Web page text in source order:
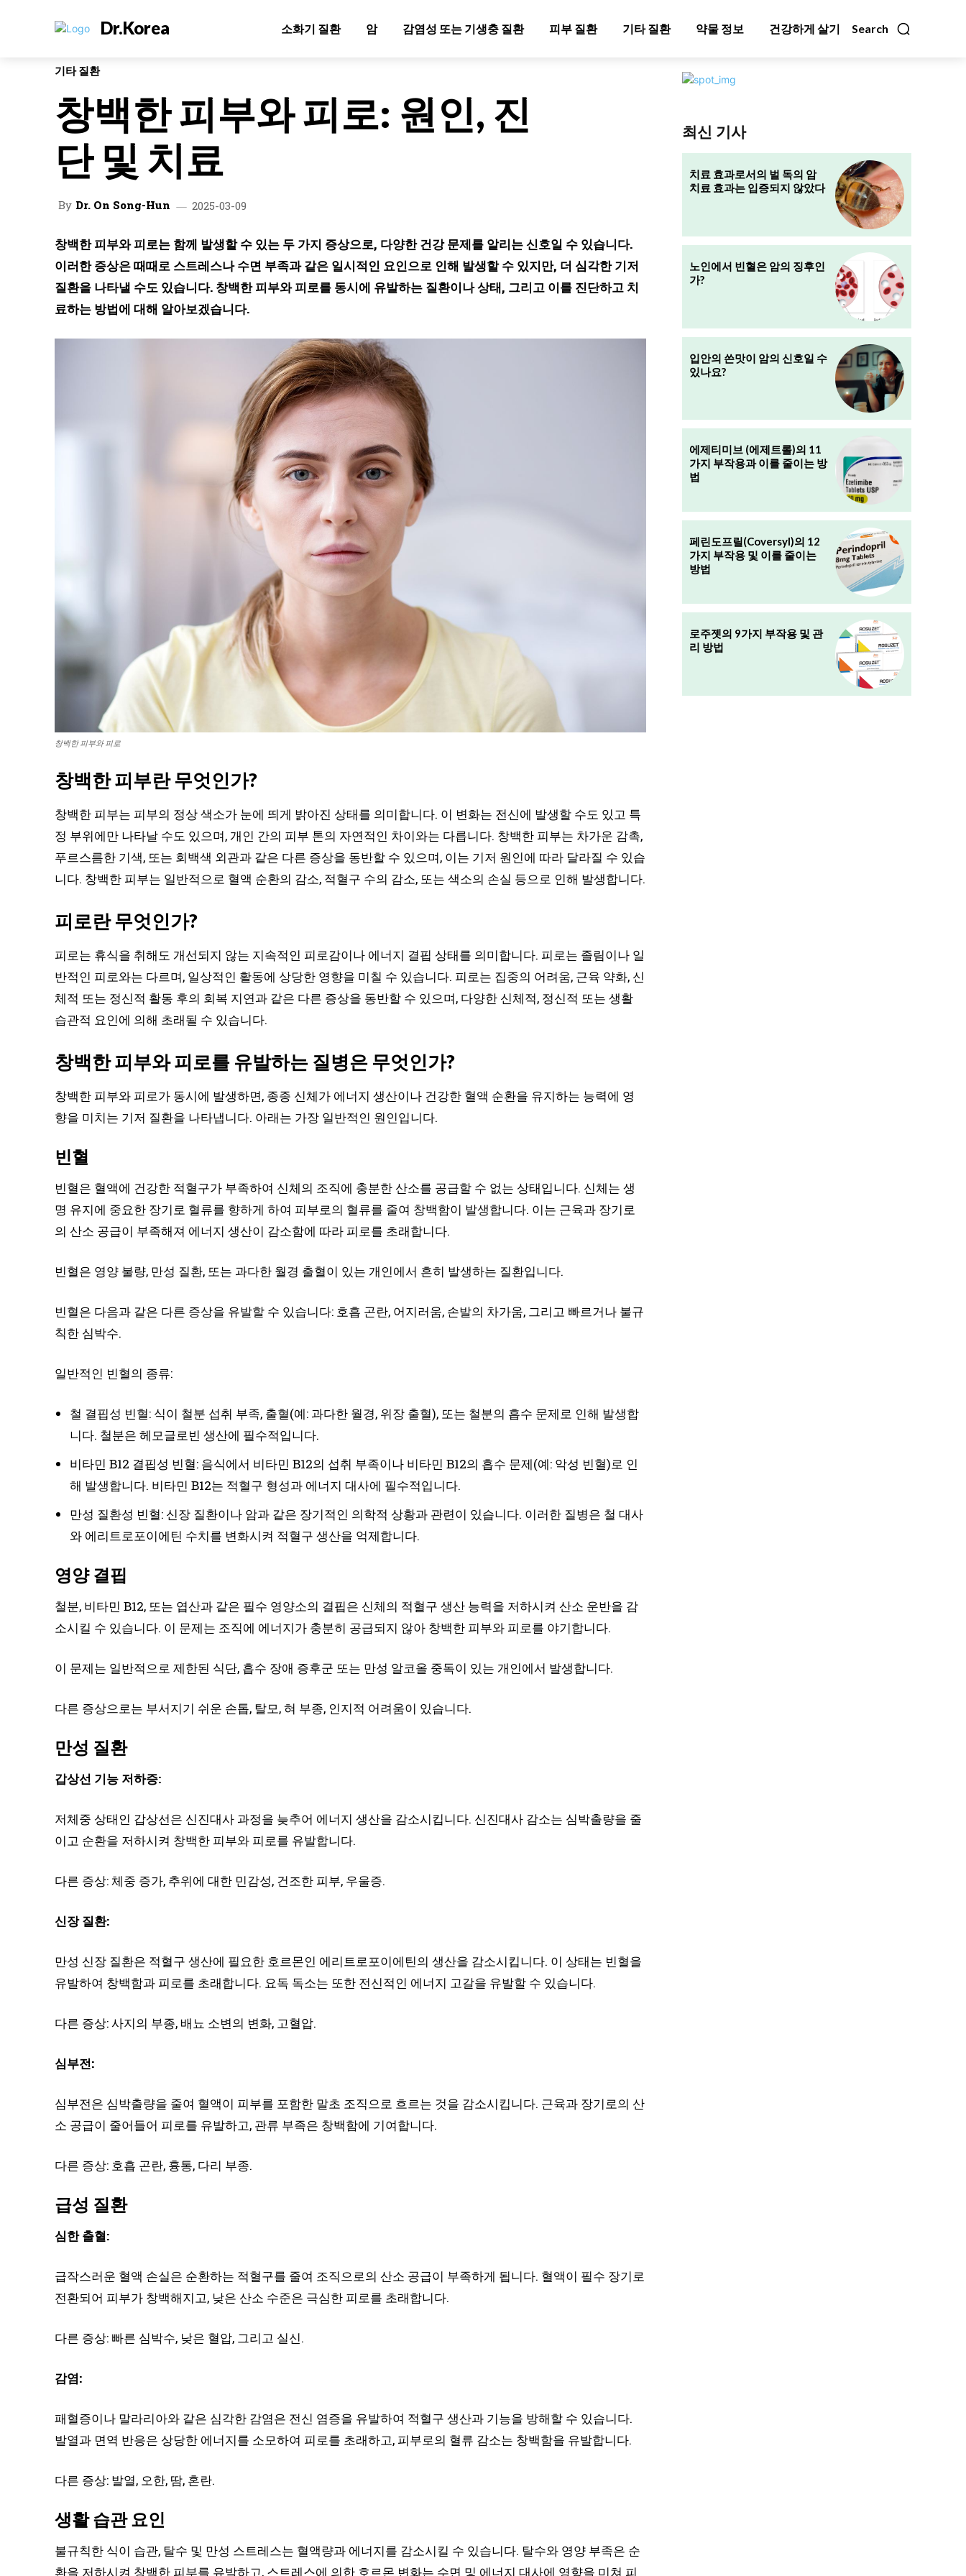
Dr.Korea Search
소화기 질환 암 감염성 또는 기생충 질환 피부 질환 기타 질환 약물 정보 건강하게 살기
기타 질환
창백한 피부와 피로: 원인, 진
단 및 치료
By Dr. On Song-Hun 2025-03-09
창백한 피부와 피로는 함께 발생할 수 있는 두 가지 증상으로, 다양한 건강 문제를 알리는 신호일 수 있습니다.
이러한 증상은 때때로 스트레스나 수면 부족과 같은 일시적인 요인으로 인해 발생할 수 있지만, 더 심각한 기저
질환을 나타낼 수도 있습니다. 창백한 피부와 피로를 동시에 유발하는 질환이나 상태, 그리고 이를 진단하고 치
료하는 방법에 대해 알아보겠습니다.
창백한 피부와 피로
창백한 피부란 무엇인가?
창백한 피부는 피부의 정상 색소가 눈에 띄게 밝아진 상태를 의미합니다. 이 변화는 전신에 발생할 수도 있고 특
정 부위에만 나타날 수도 있으며, 개인 간의 피부 톤의 자연적인 차이와는 다릅니다. 창백한 피부는 차가운 감촉,
푸르스름한 기색, 또는 회백색 외관과 같은 다른 증상을 동반할 수 있으며, 이는 기저 원인에 따라 달라질 수 있습
니다. 창백한 피부는 일반적으로 혈액 순환의 감소, 적혈구 수의 감소, 또는 색소의 손실 등으로 인해 발생합니다.
피로란 무엇인가?
피로는 휴식을 취해도 개선되지 않는 지속적인 피로감이나 에너지 결핍 상태를 의미합니다. 피로는 졸림이나 일
반적인 피로와는 다르며, 일상적인 활동에 상당한 영향을 미칠 수 있습니다. 피로는 집중의 어려움, 근육 약화, 신
체적 또는 정신적 활동 후의 회복 지연과 같은 다른 증상을 동반할 수 있으며, 다양한 신체적, 정신적 또는 생활
습관적 요인에 의해 초래될 수 있습니다.
창백한 피부와 피로를 유발하는 질병은 무엇인가?
창백한 피부와 피로가 동시에 발생하면, 종종 신체가 에너지 생산이나 건강한 혈액 순환을 유지하는 능력에 영
향을 미치는 기저 질환을 나타냅니다. 아래는 가장 일반적인 원인입니다.
빈혈
빈혈은 혈액에 건강한 적혈구가 부족하여 신체의 조직에 충분한 산소를 공급할 수 없는 상태입니다. 신체는 생
명 유지에 중요한 장기로 혈류를 향하게 하여 피부로의 혈류를 줄여 창백함이 발생합니다. 이는 근육과 장기로
의 산소 공급이 부족해져 에너지 생산이 감소함에 따라 피로를 초래합니다.
빈혈은 영양 불량, 만성 질환, 또는 과다한 월경 출혈이 있는 개인에서 흔히 발생하는 질환입니다.
빈혈은 다음과 같은 다른 증상을 유발할 수 있습니다: 호흡 곤란, 어지러움, 손발의 차가움, 그리고 빠르거나 불규
칙한 심박수.
일반적인 빈혈의 종류:
철 결핍성 빈혈: 식이 철분 섭취 부족, 출혈(예: 과다한 월경, 위장 출혈), 또는 철분의 흡수 문제로 인해 발생합
니다. 철분은 헤모글로빈 생산에 필수적입니다.
비타민 B12 결핍성 빈혈: 음식에서 비타민 B12의 섭취 부족이나 비타민 B12의 흡수 문제(예: 악성 빈혈)로 인
해 발생합니다. 비타민 B12는 적혈구 형성과 에너지 대사에 필수적입니다.
만성 질환성 빈혈: 신장 질환이나 암과 같은 장기적인 의학적 상황과 관련이 있습니다. 이러한 질병은 철 대사
와 에리트로포이에틴 수치를 변화시켜 적혈구 생산을 억제합니다.
영양 결핍
철분, 비타민 B12, 또는 엽산과 같은 필수 영양소의 결핍은 신체의 적혈구 생산 능력을 저하시켜 산소 운반을 감
소시킬 수 있습니다. 이 문제는 조직에 에너지가 충분히 공급되지 않아 창백한 피부와 피로를 야기합니다.
이 문제는 일반적으로 제한된 식단, 흡수 장애 증후군 또는 만성 알코올 중독이 있는 개인에서 발생합니다.
다른 증상으로는 부서지기 쉬운 손톱, 탈모, 혀 부종, 인지적 어려움이 있습니다.
만성 질환
갑상선 기능 저하증:
저체중 상태인 갑상선은 신진대사 과정을 늦추어 에너지 생산을 감소시킵니다. 신진대사 감소는 심박출량을 줄
이고 순환을 저하시켜 창백한 피부와 피로를 유발합니다.
다른 증상: 체중 증가, 추위에 대한 민감성, 건조한 피부, 우울증.
신장 질환:
만성 신장 질환은 적혈구 생산에 필요한 호르몬인 에리트로포이에틴의 생산을 감소시킵니다. 이 상태는 빈혈을
유발하여 창백함과 피로를 초래합니다. 요독 독소는 또한 전신적인 에너지 고갈을 유발할 수 있습니다.
다른 증상: 사지의 부종, 배뇨 소변의 변화, 고혈압.
심부전:
심부전은 심박출량을 줄여 혈액이 피부를 포함한 말초 조직으로 흐르는 것을 감소시킵니다. 근육과 장기로의 산
소 공급이 줄어들어 피로를 유발하고, 관류 부족은 창백함에 기여합니다.
다른 증상: 호흡 곤란, 흉통, 다리 부종.
급성 질환
심한 출혈:
급작스러운 혈액 손실은 순환하는 적혈구를 줄여 조직으로의 산소 공급이 부족하게 됩니다. 혈액이 필수 장기로
전환되어 피부가 창백해지고, 낮은 산소 수준은 극심한 피로를 초래합니다.
다른 증상: 빠른 심박수, 낮은 혈압, 그리고 실신.
감염:
패혈증이나 말라리아와 같은 심각한 감염은 전신 염증을 유발하여 적혈구 생산과 기능을 방해할 수 있습니다.
발열과 면역 반응은 상당한 에너지를 소모하여 피로를 초래하고, 피부로의 혈류 감소는 창백함을 유발합니다.
다른 증상: 발열, 오한, 땀, 혼란.
생활 습관 요인
불규칙한 식이 습관, 탈수 및 만성 스트레스는 혈액량과 에너지를 감소시킬 수 있습니다. 탈수와 영양 부족은 순
환을 저하시켜 창백한 피부를 유발하고, 스트레스에 의한 호르몬 변화는 수면 및 에너지 대사에 영향을 미쳐 피
최신 기사
치료 효과로서의 벌 독의 암
치료 효과는 입증되지 않았다
노인에서 빈혈은 암의 징후인
가?
입안의 쓴맛이 암의 신호일 수
있나요?
에제티미브 (에제트롤)의 11
가지 부작용과 이를 줄이는 방
법
페린도프릴(Coversyl)의 12
가지 부작용 및 이를 줄이는
방법
로주젯의 9가지 부작용 및 관
리 방법